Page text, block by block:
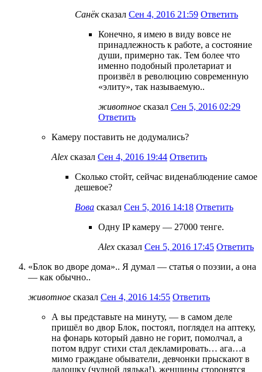
Санёксказал Сен 4, 2016 21:59 Ответить
Конечно, я имею в виду вовсе не
принадлежность к работе, а состояние
души, примерно так. Тем более что
именно подобный пролетариат и
произвёл в революцию современную
«элиту», так называемую..
животное сказал Сен 5, 2016 02:29
Ответить
Камеру поставить не додумались?
Alex сказал Сен 4, 2016 19:44 Ответить
Сколько стойт, сейчас виденаблюдение самое
дешевое?
Вова сказал Сен 5, 2016 14:18 Ответить
Одну IP камеру — 27000 тенге.
Alex сказал Сен 5, 2016 17:45 Ответить
«Блок во дворе дома».. Я думал — статья о поэзии, а она
— как обычно..
животное сказал Сен 4, 2016 14:55 Ответить
А вы представьте на минуту, — в самом деле
пришёл во двор Блок, постоял, поглядел на аптеку,
на фонарь который давно не горит, помолчал, а
потом вдруг стихи стал декламировать… ага…а
мимо граждане обыватели, девчонки прыскают в
ладошку (чудной дядька!), женщины сторонятся